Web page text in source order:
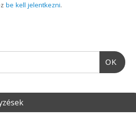
be kell jelentkezni.
OK